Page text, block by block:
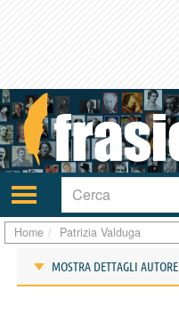
Attiva/disattiva
navigazione
Home Patrizia Valduga
MOSTRA DETTAGLI AUTORE